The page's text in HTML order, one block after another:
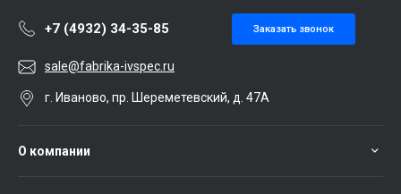
+7 (4932) 34-35-85 Заказать звонок
sale@fabrika-ivspec.ru
г. Иваново, пр. Шереметевский, д. 47А
О компании